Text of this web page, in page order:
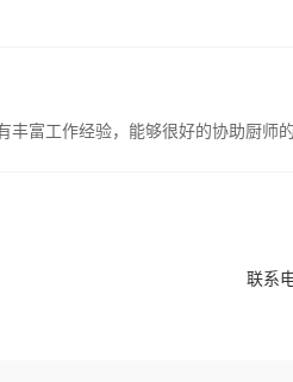
富工作经验，能够很好的协助厨师
联系